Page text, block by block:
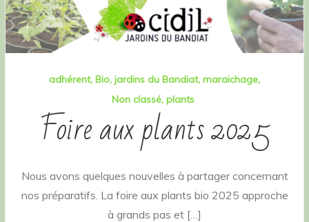
adhérent Bio jardins du Bandiat maraichage
Non classé plants
Foire aux plants 2025
Nous avons quelques nouvelles à partager concernant
nos préparatifs. La foire aux plants bio 2025 approche
à grands pas et […]